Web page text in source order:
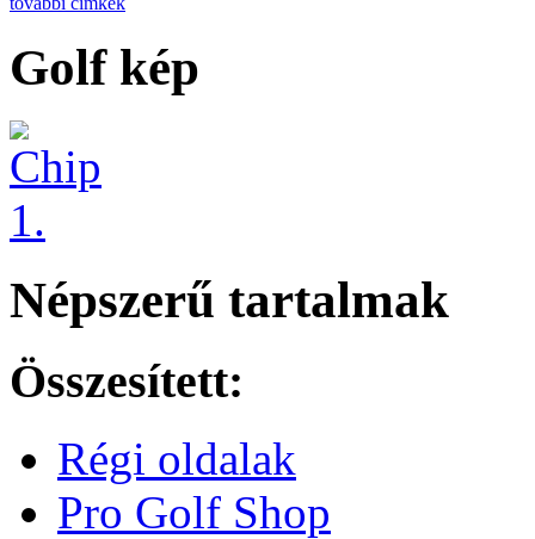
Golf kép
Népszerű tartalmak
Összesített:
Régi oldalak
Pro Golf Shop